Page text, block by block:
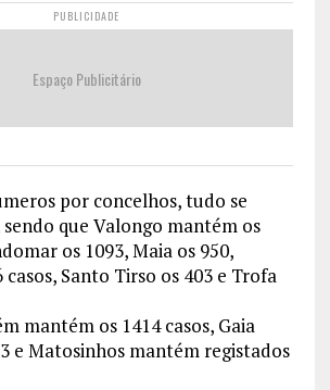
PUBLICIDADE
Espaço Publicitário
por concelhos, tudo se
que Valongo mantém os
os 1093, Maia os 950,
casos, Santo Tirso os 403 e Trofa
mantém os 1414 casos, Gaia
e Matosinhos mantém registados